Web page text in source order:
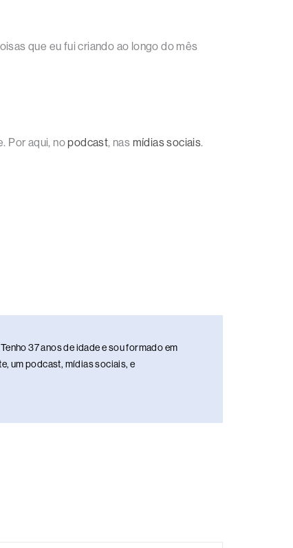
que eu fui criando ao longo do mês
Por aqui, no podcast, nas mídias sociais.
37 anos de idade e sou formado em
um podcast, mídias sociais, e